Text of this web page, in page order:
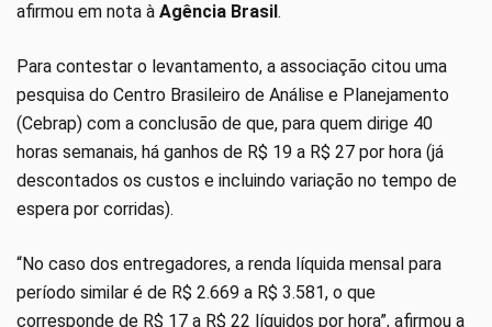
afirmou em nota à Agência Brasil.
Para contestar o levantamento, a associação citou uma
pesquisa do Centro Brasileiro de Análise e Planejamento
(Cebrap) com a conclusão de que, para quem dirige 40
horas semanais, há ganhos de R$ 19 a R$ 27 por hora (já
descontados os custos e incluindo variação no tempo de
espera por corridas).
“No caso dos entregadores, a renda líquida mensal para
período similar é de R$ 2.669 a R$ 3.581, o que
corresponde de R$ 17 a R$ 22 líquidos por hora”, afirmou a